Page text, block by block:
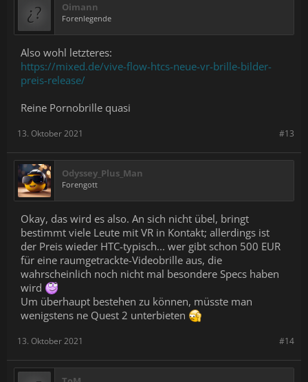
Oimann
Forenlegende
Also wohl letzteres:
https://mixed.de/vive-flow-htcs-neue-vr-brille-bilder-
preis-release/
Reine Pornobrille quasi
#13
13. Oktober 2021
Odyssey_Plus_Man
Forengott
Okay, das wird es also. An sich nicht übel, bringt
bestimmt viele Leute mit VR in Kontakt; allerdings ist
der Preis wieder HTC-typisch... wer gibt schon 500 EUR
für eine raumgetrackte-Videobrille aus, die
wahrscheinlich noch nicht mal besondere Specs haben
wird
Um überhaupt bestehen zu können, müsste man
wenigstens ne Quest 2 unterbieten
#14
13. Oktober 2021